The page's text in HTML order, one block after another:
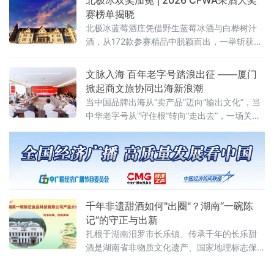
岫岩玉是辽宁标志性文化瑰宝，玉雕非遗技艺
承载着厚
赛榜单揭晓
北极冰蓝莓酒庄凭借野生蓝莓冰酒与白桦树汁
酒，从172款参赛精品中脱颖而出，一举斩获金
文脉入海 百年老字号踏浪出征 ——厦门
掀起商文旅协同出海新浪潮
当中国品牌出海从“卖产品”迈向“输出文化”，当
中华老字号从“守住根”转向“走出去”，一场关乎
起锚。5月28日至29日，由厦门老字号协会主
办的“老字号商文旅协同出海座谈会”在厦门瑞颐
大酒店隆重召开，同期参加第二十一届海峡旅
游博览会暨2026第十一届中国（厦门）国际休
千年非遗甜酒如何"出圈"？湖南“一碗陈
记”的守正与出新
扎根于湖南汨罗市长乐镇、传承千年的长乐甜
酒是湖南省非物质文化遗产、国家地理标志保